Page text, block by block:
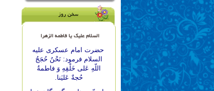
سخن روز
السلام علیک یا فاطمه الزهرا
حضرت امام عسكرى علیه
السلام فرمود: نَحْنُ حُجَجُ
اللّه‏ِ عَلى خَلْقِهِ وَ فاطمةُ
حُجةٌ عَليَنا.